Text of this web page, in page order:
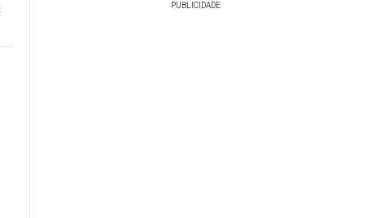
PUBLICIDADE